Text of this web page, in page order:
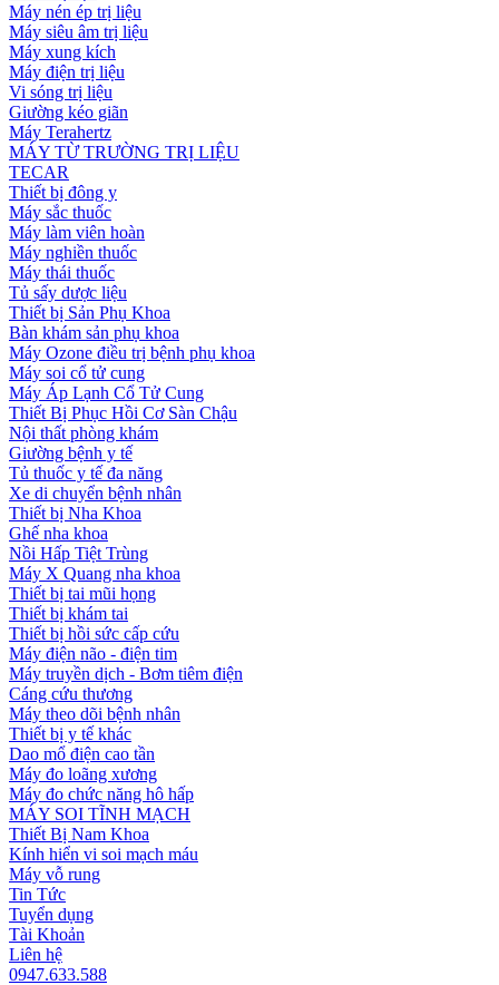
Máy nén ép trị liệu
Máy siêu âm trị liệu
Máy xung kích
Máy điện trị liệu
Vi sóng trị liệu
Giường kéo giãn
Máy Terahertz
MÁY TỪ TRƯỜNG TRỊ LIỆU
TECAR
Thiết bị đông y
Máy sắc thuốc
Máy làm viên hoàn
Máy nghiền thuốc
Máy thái thuốc
Tủ sấy dược liệu
Thiết bị Sản Phụ Khoa
Bàn khám sản phụ khoa
Máy Ozone điều trị bệnh phụ khoa
Máy soi cổ tử cung
Máy Áp Lạnh Cổ Tử Cung
Thiết Bị Phục Hồi Cơ Sàn Chậu
Nội thất phòng khám
Giường bệnh y tế
Tủ thuốc y tế đa năng
Xe di chuyển bệnh nhân
Thiết bị Nha Khoa
Ghế nha khoa
Nồi Hấp Tiệt Trùng
Máy X Quang nha khoa
Thiết bị tai mũi họng
Thiết bị khám tai
Thiết bị hồi sức cấp cứu
Máy điện não - điện tim
Máy truyền dịch - Bơm tiêm điện
Cáng cứu thương
Máy theo dõi bệnh nhân
Thiết bị y tế khác
Dao mổ điện cao tần
Máy đo loãng xương
Máy đo chức năng hô hấp
MÁY SOI TĨNH MẠCH
Thiết Bị Nam Khoa
Kính hiển vi soi mạch máu
Máy vỗ rung
Tin Tức
Tuyển dụng
Tài Khoản
Liên hệ
0947.633.588